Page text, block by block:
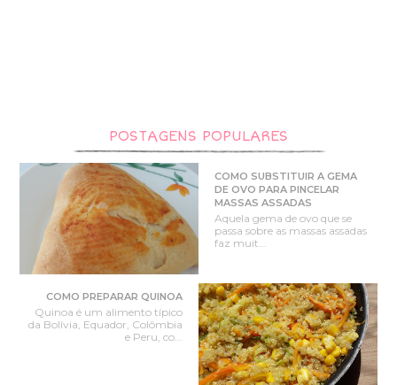
POSTAGENS POPULARES
COMO SUBSTITUIR A GEMA
DE OVO PARA PINCELAR
MASSAS ASSADAS
Aquela gema de ovo que se
passa sobre as massas assadas
faz muit...
COMO PREPARAR QUINOA
Quinoa é um alimento típico
da Bolívia, Equador, Colômbia
e Peru, co...